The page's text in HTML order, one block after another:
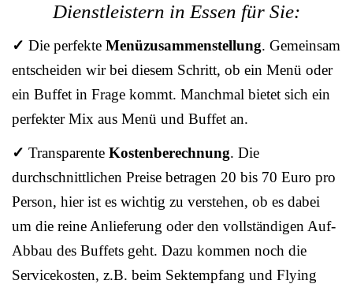
Dienstleistern in Essen für Sie:
✓ Die perfekte Menüzusammenstellung. Gemeinsam
entscheiden wir bei diesem Schritt, ob ein Menü oder
ein Buffet in Frage kommt. Manchmal bietet sich ein
perfekter Mix aus Menü und Buffet an.
✓ Transparente Kostenberechnung. Die
durchschnittlichen Preise betragen 20 bis 70 Euro pro
Person, hier ist es wichtig zu verstehen, ob es dabei
um die reine Anlieferung oder den vollständigen Auf-
Abbau des Buffets geht. Dazu kommen noch die
Servicekosten, z.B. beim Sektempfang und Flying